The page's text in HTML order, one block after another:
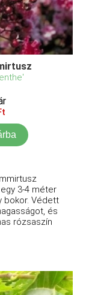
3-4 méter
bokor. Védett
és
rózsaszín